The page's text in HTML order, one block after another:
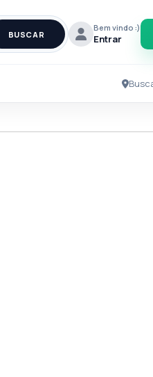
BUSCAR
Bem vindo :)
Entrar